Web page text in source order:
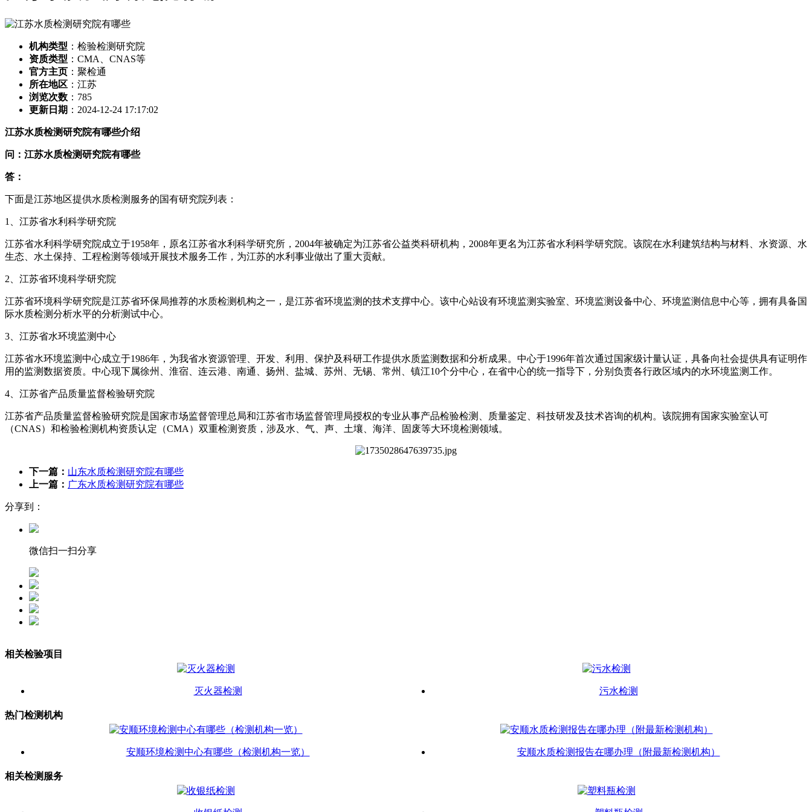
机构类型 ：检验检测研究院
资质类型 ：CMA、CNAS等
官方主页 ：聚检通
所在地区 ：江苏
浏览次数 ： 785
更新日期 ：2024-12-24 17:17:02
江苏水质检测研究院有哪些介绍
问：江苏水质检测研究院有哪些
答：
下面是江苏地区提供水质检测服务的国有研究院列表：
1、江苏省水利科学研究院
江苏省水利科学研究院成立于1958年，原名江苏省水利科学研究所，2004年被确定为江苏省公益类科研机构，2008年更名为江苏省水利科学研究院。该院在水利建筑结构与材料、水资源、水
生态、水土保持、工程检测等领域开展技术服务工作，为江苏的水利事业做出了重大贡献。
2、江苏省环境科学研究院
江苏省环境科学研究院是江苏省环保局推荐的水质检测机构之一，是江苏省环境监测的技术支撑中心。该中心站设有环境监测实验室、环境监测设备中心、环境监测信息中心等，拥有具备国
际水质检测分析水平的分析测试中心。
3、江苏省水环境监测中心
江苏省水环境监测中心成立于1986年，为我省水资源管理、开发、利用、保护及科研工作提供水质监测数据和分析成果。中心于1996年首次通过国家级计量认证，具备向社会提供具有证明作
用的监测数据资质。中心现下属徐州、淮宿、连云港、南通、扬州、盐城、苏州、无锡、常州、镇江10个分中心，在省中心的统一指导下，分别负责各行政区域内的水环境监测工作。
4、江苏省产品质量监督检验研究院
江苏省产品质量监督检验研究院是国家市场监督管理总局和江苏省市场监督管理局授权的专业从事产品检验检测、质量鉴定、科技研发及技术咨询的机构。该院拥有国家实验室认可
（CNAS）和检验检测机构资质认定（CMA）双重检测资质，涉及水、气、声、土壤、海洋、固废等大环境检测领域。
下一篇： 山东水质检测研究院有哪些
上一篇： 广东水质检测研究院有哪些
分享到：
微信扫一扫分享
相关检验项目
灭火器检测 污水检测
热门检测机构
安顺环境检测中心有哪些（检测机构一览） 安顺水质检测报告在哪办理（附最新检测机构）
相关检测服务